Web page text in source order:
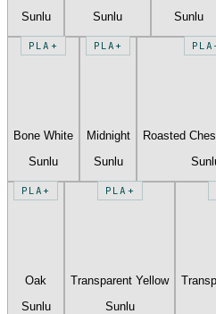
Sunlu
Sunlu
Sunlu
PLA+
Bone White
Sunlu
PLA+
Midnight
Sunlu
Roasted
PLA+
Oak
Sunlu
PLA+
Transparent Yellow
Sunlu